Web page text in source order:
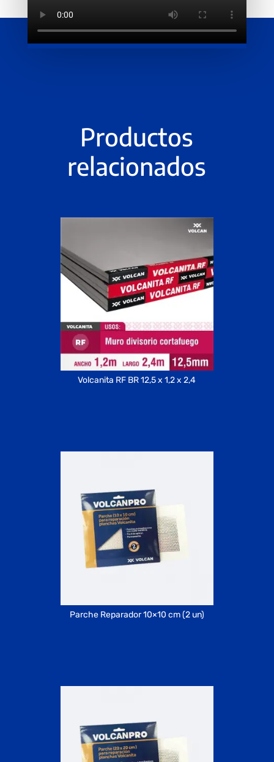
Productos
relacionados
Volcanita RF BR 12,5 x 1,2 x 2,4
Parche Reparador 10×10 cm (2 un)